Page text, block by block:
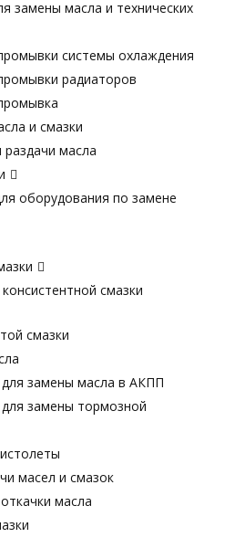
замены масла и технических
системы охлаждения
радиаторов
и смазки
масла
оборудования по замене
смазки
смазки
замены масла в АКПП
замены тормозной
масел и смазок
масла